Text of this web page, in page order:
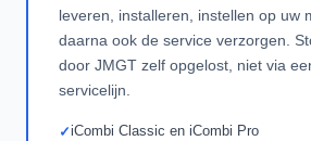
leveren, installeren, instellen op uw
daarna ook de service verzorgen.
door JMGT zelf opgelost, niet via
servicelijn.
✓iCombi Classic en iCombi Pro